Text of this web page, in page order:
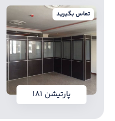
پارتیشن ۱۸۱
تماس بگیرید